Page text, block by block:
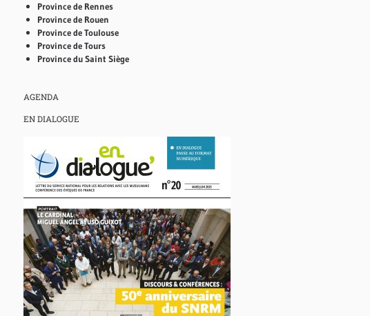
Province de Rennes
Province de Rouen
Province de Toulouse
Province de Tours
Province du Saint Siège
AGENDA
EN DIALOGUE